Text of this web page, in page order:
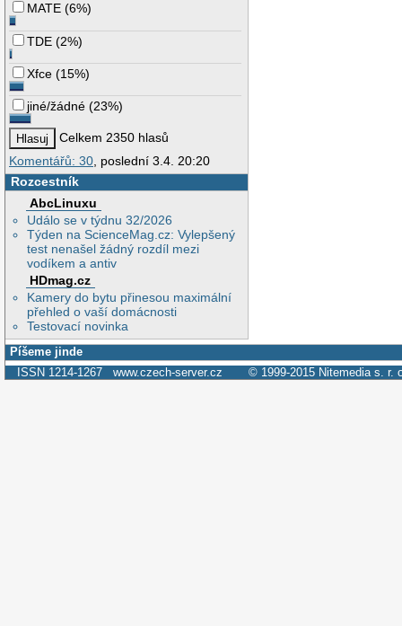
MATE (6%)
TDE (2%)
Xfce (15%)
jiné/žádné (23%)
Celkem 2350 hlasů
Komentářů: 30 , poslední 3.4. 20:20
Rozcestník
AbcLinuxu
Událo se v týdnu 32/2026
Týden na ScienceMag.cz: Vylepšený
test nenašel žádný rozdíl mezi
vodíkem a antiv
HDmag.cz
Kamery do bytu přinesou maximální
přehled o vaší domácnosti
Testovací novinka
Píšeme jinde
ISSN 1214-1267 www.czech-server.cz © 1999-2015 Nitemedia s. r.